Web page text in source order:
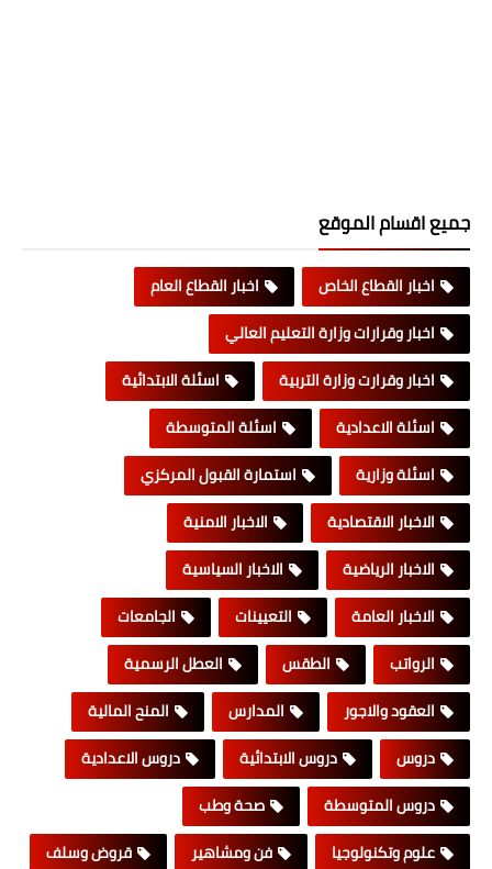
جميع اقسام الموقع
اخبار القطاع الخاص
اخبار القطاع العام
اخبار وقرارات وزارة التعليم العالي
اخبار وقرارت وزارة التربية
اسئلة الابتدائية
اسئلة الاعدادية
اسئلة المتوسطة
اسئلة وزارية
استمارة القبول المركزي
الاخبار الاقتصادية
الاخبار الامنية
الاخبار الرياضية
الاخبار السياسية
الاخبار العامة
التعيينات
الجامعات
الرواتب
الطقس
العطل الرسمية
العقود والاجور
المدارس
المنح المالية
دروس
دروس الابتدائية
دروس الاعدادية
دروس المتوسطة
صحة وطب
علوم وتكنولوجيا
فن ومشاهير
قروض وسلف